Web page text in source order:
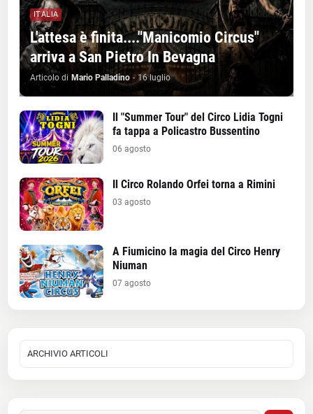
ITALIA
L'attesa è finita...."Manicomio Circus"
arriva a San Pietro In Bevagna
Articolo di Mario Palladino - 16 luglio
Il "Summer Tour" del Circo Lidia Togni
fa tappa a Policastro Bussentino
06 agosto
Il Circo Rolando Orfei torna a Rimini
03 agosto
A Fiumicino la magia del Circo Henry
Niuman
07 agosto